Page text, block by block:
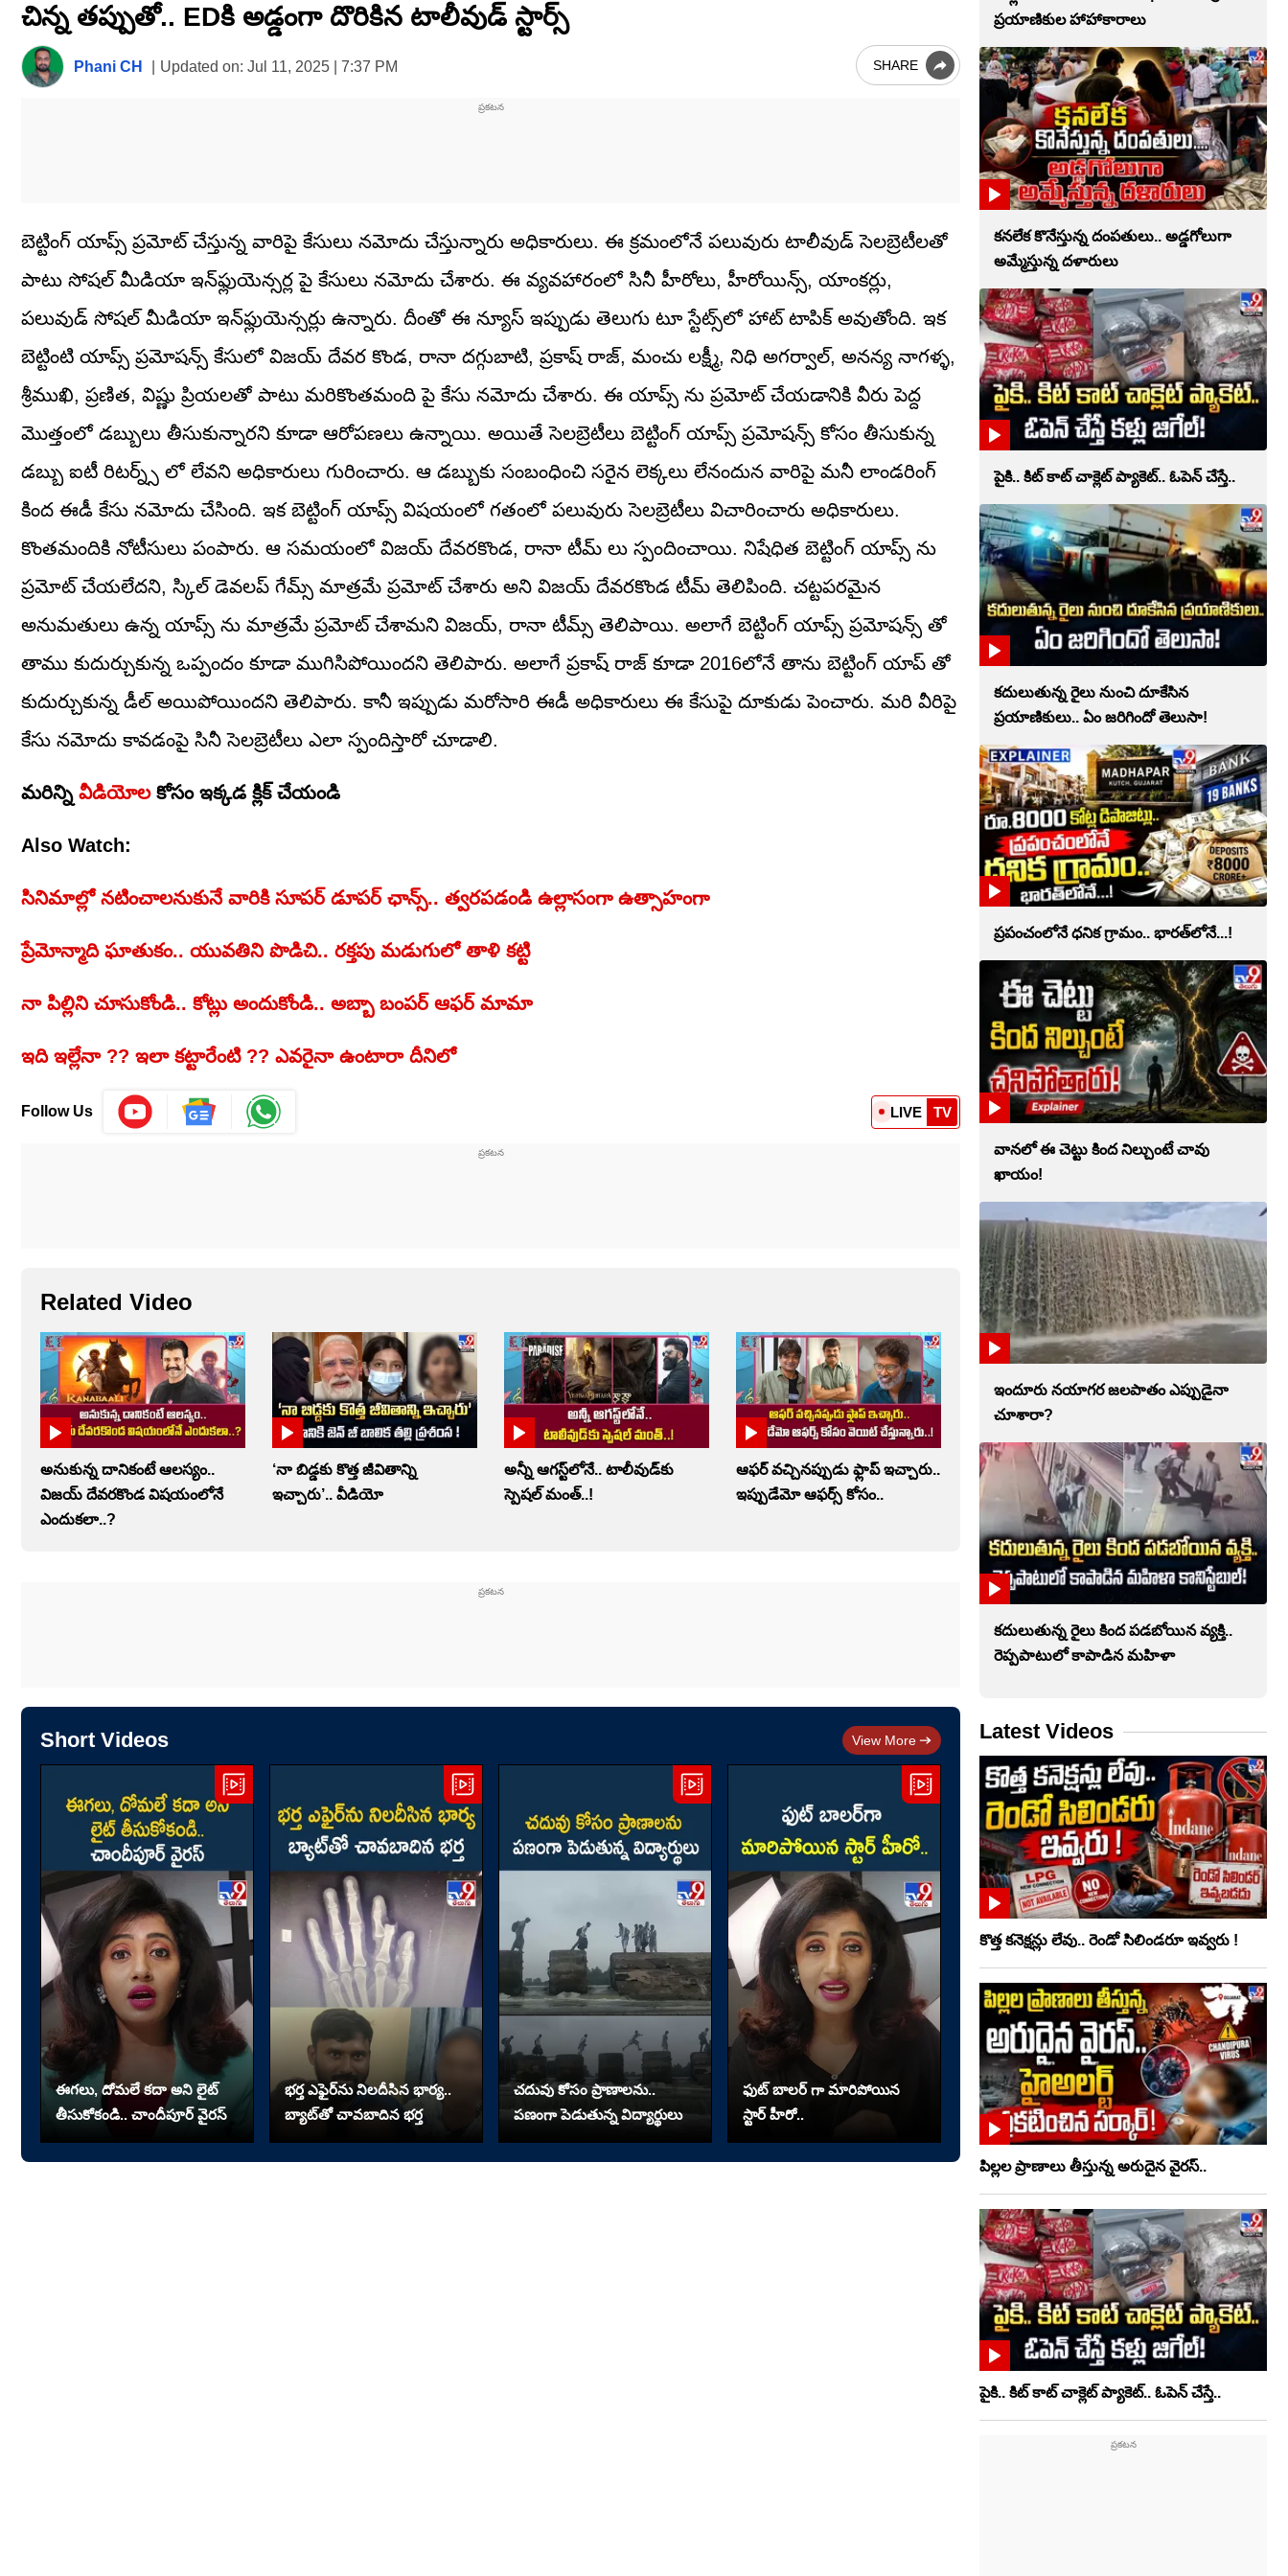
seconds
of
minute,
58
seconds
చిన్న తప్పుతో.. EDకి అడ్డంగా దొరికిన టాలీవుడ్ స్టార్స్
Phani CH Updated on: Jul 11, 2025 | 7:37 PM SHARE
బెట్టింగ్ యాప్స్ ప్రమోట్ చేస్తున్న వారిపై కేసులు నమోదు చేస్తున్నారు అధికారులు. ఈ క్రమంలోనే పలువురు టాలీవుడ్ సెలబ్రెటీలతో
పాటు సోషల్ మీడియా ఇన్‌ఫ్లుయెన్సర్ల పై కేసులు నమోదు చేశారు. ఈ వ్యవహారంలో సినీ హీరోలు, హీరోయిన్స్, యాంకర్లు,
పలువుడ్ సోషల్ మీడియా ఇన్‌ఫ్లుయెన్సర్లు ఉన్నారు. దీంతో ఈ న్యూస్ ఇప్పుడు తెలుగు టూ స్టేట్స్‌లో హాట్ టాపిక్ అవుతోంది. ఇక
బెట్టింటి యాప్స్ ప్రమోషన్స్ కేసులో విజయ్ దేవర కొండ, రానా దగ్గుబాటి, ప్రకాష్ రాజ్, మంచు లక్ష్మీ, నిధి అగర్వాల్, అనన్య నాగళ్ళ,
శ్రీముఖి, ప్రణిత, విష్ణు ప్రియలతో పాటు మరికొంతమంది పై కేసు నమోదు చేశారు. ఈ యాప్స్ ను ప్రమోట్ చేయడానికి వీరు పెద్ద
మొత్తంలో డబ్బులు తీసుకున్నారని కూడా ఆరోపణలు ఉన్నాయి. అయితే సెలబ్రెటీలు బెట్టింగ్ యాప్స్ ప్రమోషన్స్ కోసం తీసుకున్న
డబ్బు ఐటీ రిటర్న్స్ లో లేవని అధికారులు గురించారు. ఆ డబ్బుకు సంబంధించి సరైన లెక్కలు లేనందున వారిపై మనీ లాండరింగ్‌
కింద ఈడీ కేసు నమోదు చేసింది. ఇక బెట్టింగ్ యాప్స్ విషయంలో గతంలో పలువురు సెలబ్రెటీలు విచారించారు అధికారులు.
కొంతమందికి నోటీసులు పంపారు. ఆ సమయంలో విజయ్ దేవరకొండ, రానా టీమ్ లు స్పందించాయి. నిషేధిత బెట్టింగ్ యాప్స్ ను
ప్రమోట్ చేయలేదని, స్కిల్ డెవలప్ గేమ్స్ మాత్రమే ప్రమోట్ చేశారు అని విజయ్ దేవరకొండ టీమ్ తెలిపింది. చట్టపరమైన
అనుమతులు ఉన్న యాప్స్ ను మాత్రమే ప్రమోట్ చేశామని విజయ్, రానా టీమ్స్ తెలిపాయి. అలాగే బెట్టింగ్ యాప్స్ ప్రమోషన్స్ తో
తాము కుదుర్చుకున్న ఒప్పందం కూడా ముగిసిపోయిందని తెలిపారు. అలాగే ప్రకాష్ రాజ్ కూడా 2016లోనే తాను బెట్టింగ్ యాప్ తో
కుదుర్చుకున్న డీల్ అయిపోయిందని తెలిపారు. కానీ ఇప్పుడు మరోసారి ఈడీ అధికారులు ఈ కేసుపై దూకుడు పెంచారు. మరి వీరిపై
కేసు నమోదు కావడంపై సినీ సెలబ్రెటీలు ఎలా స్పందిస్తారో చూడాలి.
మరిన్ని వీడియోలకోసం ఇక్కడ క్లిక్ చేయండి
Also Watch:
సినిమాల్లో నటించాలనుకునే వారికి సూపర్ డూపర్ ఛాన్స్.. త్వరపడండి ఉల్లాసంగా ఉత్సాహంగా
ప్రేమోన్మాది ఘాతుకం.. యువతిని పొడిచి.. రక్తపు మడుగులో తాళి కట్టి
నా పిల్లిని చూసుకోండి.. కోట్లు అందుకోండి.. అబ్బా బంపర్ ఆఫర్ మామా
ఇది ఇల్లేనా ?? ఇలా కట్టారేంటి ?? ఎవరైనా ఉంటారా దీనిలో
Follow Us LIVE TV
Related Video
అనుకున్న దానికంటే ఆలస్యం..
విజయ్ దేవరకొండ విషయంలోనే
ఎందుకలా..?
‘నా బిడ్డకు కొత్త జీవితాన్ని
ఇచ్చారు’.. వీడియో
అన్నీ ఆగస్ట్‌లోనే.. టాలీవుడ్‌కు
స్పెషల్ మంత్..!
ఆఫర్ వచ్చినప్పుడు ఫ్లాప్ ఇచ్చారు..
ఇప్పుడేమో ఆఫర్స్ కోసం..
Short Videos View More
ఈగలు, దోమలే కదా అని లైట్
తీసుకోకండి.. చాందీపూర్ వైరస్
భర్త ఎఫైర్‌ను నిలదీసిన భార్య..
బ్యాట్‌తో చావబాదిన భర్త
చదువు కోసం ప్రాణాలను..
పణంగా పెడుతున్న విద్యార్థులు
ఫుట్ బాలర్ గా మారిపోయిన
స్టార్ హీరో..
ప్రయాణికుల హాహాకారాలు
కనలేక కొనేస్తున్న దంపతులు.. అడ్డగోలుగా
అమ్మేస్తున్న దళారులు
పైకి.. కిట్‌ కాట్‌ చాక్లెట్ ప్యాకెట్‌.. ఓపెన్‌ చేస్తే..
కదులుతున్న రైలు నుంచి దూకేసిన
ప్రయాణికులు.. ఏం జరిగిందో తెలుసా!
ప్రపంచంలోనే ధనిక గ్రామం.. భారత్‌లోనే...!
వానలో ఈ చెట్టు కింద నిల్చుంటే చావు
ఖాయం!
ఇందూరు నయాగర జలపాతం ఎప్పుడైనా
చూశారా?
కదులుతున్న రైలు కింద పడబోయిన వ్యక్తి..
రెప్పపాటులో కాపాడిన మహిళా
Latest Videos
కొత్త కనెక్షన్లు లేవు.. రెండో సిలిండరూ ఇవ్వరు !
పిల్లల ప్రాణాలు తీస్తున్న అరుదైన వైరస్..
పైకి.. కిట్‌ కాట్‌ చాక్లెట్ ప్యాకెట్‌.. ఓపెన్‌ చేస్తే..